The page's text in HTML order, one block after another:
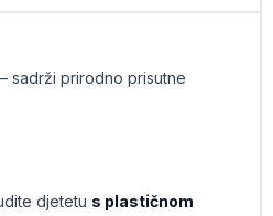
– sadrži prirodno prisutne
djetetu s plastičnom